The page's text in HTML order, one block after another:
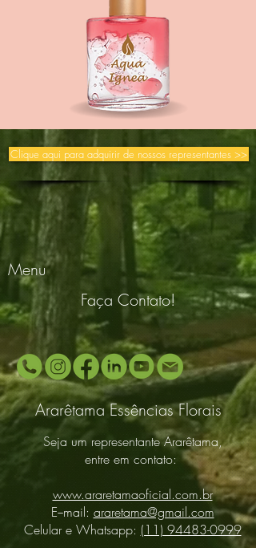
Clique aqui para adquirir de nossos representantes >>
Menu
Faça Contato!
Ararêtama Essências Florais
Seja um representante Ararêtama,
entre em contato:
www.araretamaoficial.com.br
E−mail: araretama@gmail.com
Celular e Whatsapp: (11) 94483-0999